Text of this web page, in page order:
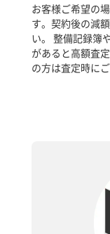
お客様ご希望の
す。契約後の減
い。 整備記録簿
があると高額査
の方は査定時に